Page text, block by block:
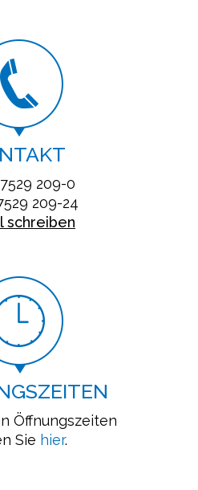
209-0
209-24
schreiben
Öffnungszeiten
Sie hier.